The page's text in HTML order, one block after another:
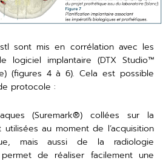
sont mis en corrélation avec les
logiciel implantaire (DTX Studio™️
(figures 4 à 6). Cela est possible
protocole :
(Suremark®) collées sur la
au moment de l’acquisition
mais aussi de la radiologie
permet de réaliser facilement une